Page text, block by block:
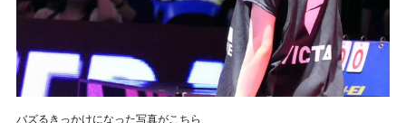
バズるきっかけになった写真がこちら